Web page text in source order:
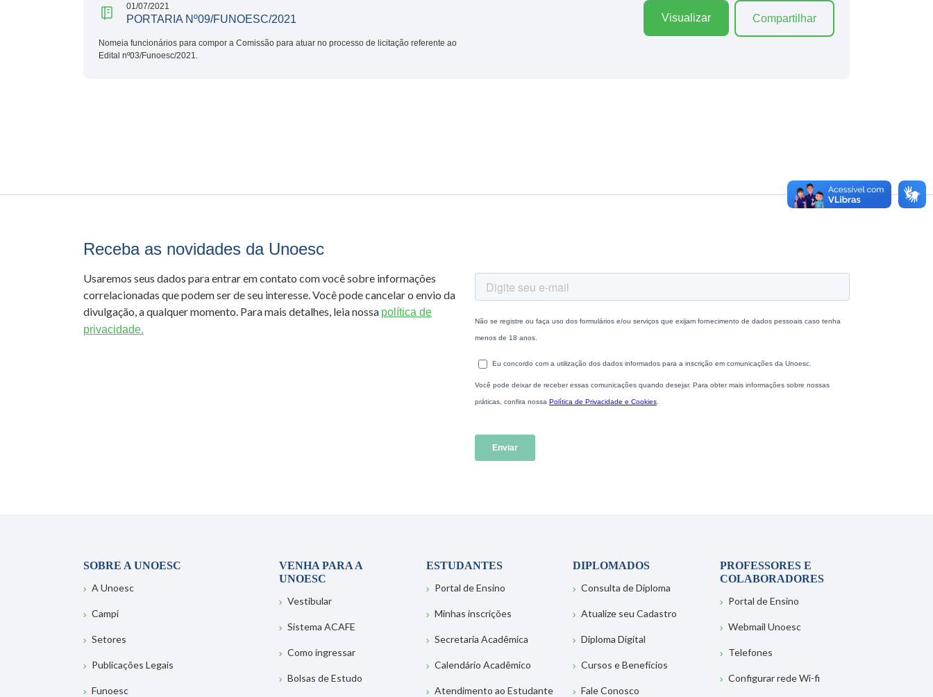
01/07/2021
PORTARIA Nº09/FUNOESC/2021
Nomeia funcionários para compor a Comissão para atuar no processo de licitação referente ao
Edital nº03/Funoesc/2021.
Visualizar Compartilhar
Receba as novidades da Unoesc
Usaremos seus dados para entrar em contato com você sobre informações
correlacionadas que podem ser de seu interesse. Você pode cancelar o envio da
divulgação, a qualquer momento. Para mais detalhes, leia nossa política de
privacidade.
SOBRE A UNOESC
A Unoesc
Campi
Setores
Publicações Legais
Funoesc
VENHA PARA A
UNOESC
Vestibular
Sistema ACAFE
Como ingressar
Bolsas de Estudo
ESTUDANTES
Portal de Ensino
Minhas inscrições
Secretaria Acadêmica
Calendário Acadêmico
Atendimento ao Estudante
DIPLOMADOS
Consulta de Diploma
Atualize seu Cadastro
Diploma Digital
Cursos e Benefícios
Fale Conosco
PROFESSORES E
COLABORADORES
Portal de Ensino
Webmail Unoesc
Telefones
Configurar rede Wi-fi